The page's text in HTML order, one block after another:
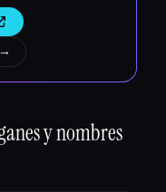
→
y nombres